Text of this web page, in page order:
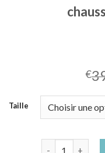
€
Taille